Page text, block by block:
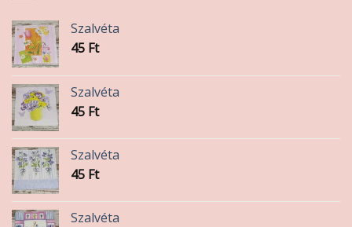
Szalvéta
45 Ft
Szalvéta
45 Ft
Szalvéta
45 Ft
Szalvéta